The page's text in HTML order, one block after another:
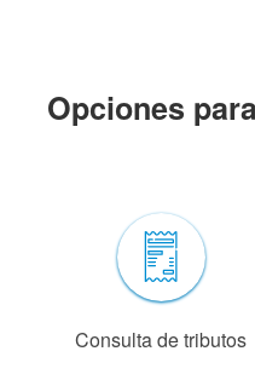
Opciones
Consulta de tributos